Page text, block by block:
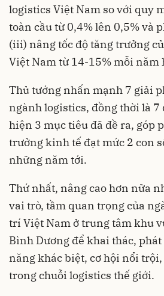
logistics Việt Nam so với quy
toàn cầu từ 0,4% lên 0,5% và
(iii) nâng tốc độ tăng trưởng
Việt Nam từ 14-15% mỗi năm
Thủ tướng nhấn mạnh 7 giải
ngành logistics, đồng thời là 7
hiện 3 mục tiêu đã đề ra, góp
trưởng kinh tế đạt mức 2 con
những năm tới.
Thứ nhất, nâng cao hơn nữa
vai trò, tầm quan trọng của
trí Việt Nam ở trung tâm khu
Bình Dương để khai thác,
năng khác biệt, cơ hội nổi
trong chuỗi logistics thế giới.